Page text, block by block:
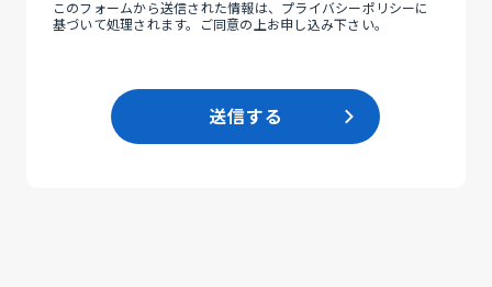
較
このフォームから送信された情報は、 プライバシーポリシーに
基づいて処理されます。ご同意の上お申し込み下さい。
送信する